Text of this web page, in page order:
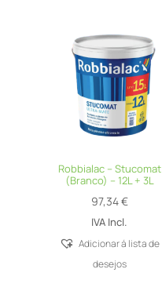
Robbialac – Stucomat
(Branco) – 12L + 3L
97,34€
IVA Incl.
Adicionar á lista de
desejos